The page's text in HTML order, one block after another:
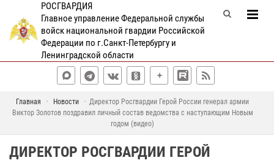
РОСГВАРДИЯ
Главное управление Федеральной службы
войск национальной гвардии Российской
Федерации по г.Санкт-Петербургу и
Ленинградской области
Главная Новости
Директор Росгвардии Герой России генерал армии
Виктор Золотов поздравил личный состав ведомства с наступающим Новым
годом (видео)
ДИРЕКТОР РОСГВАРДИИ ГЕРОЙ